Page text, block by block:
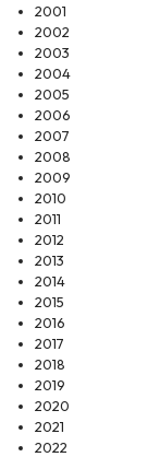
2001
2002
2003
2004
2005
2006
2007
2008
2009
2010
2011
2012
2013
2014
2015
2016
2017
2018
2019
2020
2021
2022